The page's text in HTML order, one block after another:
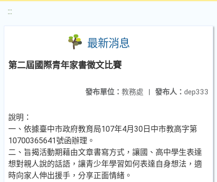
:::
最新消息
第二屆國際青年家書徵文比賽
發布人： dep333
發布單位： 教務處 |
說明：
一、依據臺中市政府教育局107年4月30日中市教高字第
10700365641號函辦理。
二、旨揭活動期藉由文章書寫方式，讓國、高中學生表達
想對親人說的話語，讓青少年學習如何表達自身想法，適
時向家人伸出援手，分享正面情緒。